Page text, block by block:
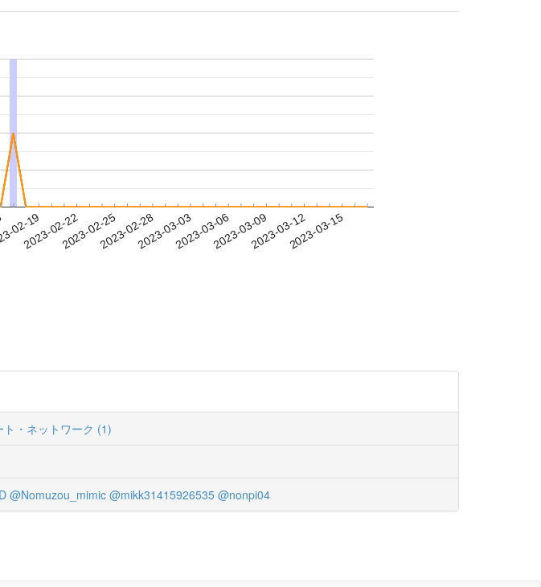
02-19
2023-02-222023-02-252023-02-282023-03-032023-03-062023-03-092023-03-122023-03-15
ト・ネットワーク (1)
@Nomuzou_mimic @mikk31415926535 @nonpi04